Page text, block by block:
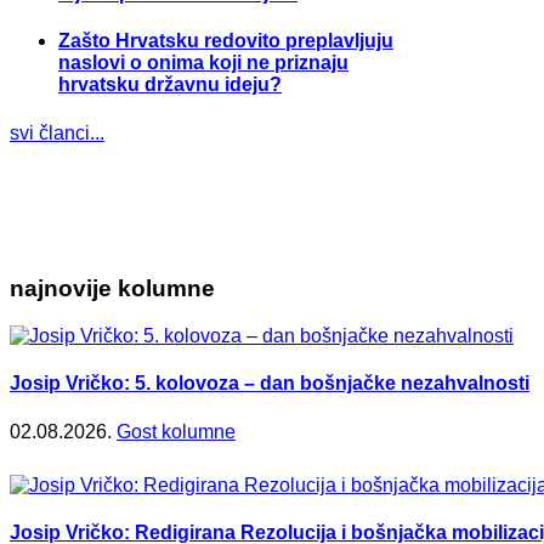
Zašto Hrvatsku redovito preplavljuju
naslovi o onima koji ne priznaju
hrvatsku državnu ideju?
svi članci...
najnovije kolumne
Josip Vričko: 5. kolovoza – dan bošnjačke nezahvalnosti
02.08.2026. Gost kolumne
Josip Vričko: Redigirana Rezolucija i bošnjačka